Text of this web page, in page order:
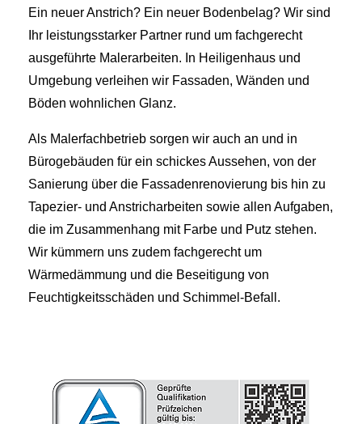
Ein neuer Anstrich? Ein neuer Bodenbelag? Wir sind
Ihr leistungsstarker Partner rund um fachgerecht
ausgeführte Malerarbeiten. In Heiligenhaus und
Umgebung verleihen wir Fassaden, Wänden und
Böden wohnlichen Glanz.
Als Malerfachbetrieb sorgen wir auch an und in
Bürogebäuden für ein schickes Aussehen, von der
Sanierung über die Fassadenrenovierung bis hin zu
Tapezier- und Anstricharbeiten sowie allen Aufgaben,
die im Zusammenhang mit Farbe und Putz stehen.
Wir kümmern uns zudem fachgerecht um
Wärmedämmung und die Beseitigung von
Feuchtigkeitsschäden und Schimmel-Befall .